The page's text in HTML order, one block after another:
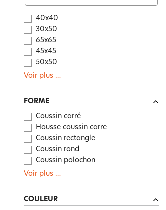
40x40
30x50
65x65
45x45
50x50
Voir plus …
FORME
Coussin carré
Housse coussin carre
Coussin rectangle
Coussin rond
Coussin polochon
Voir plus …
COULEUR